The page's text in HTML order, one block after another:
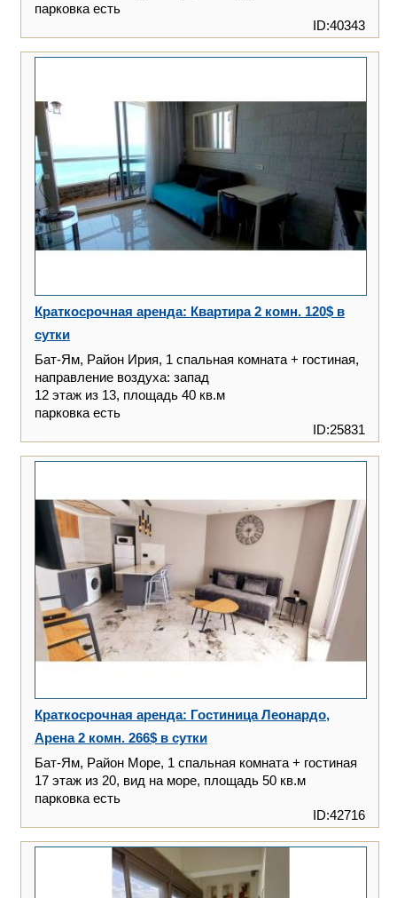
парковка есть
ID:40343
Краткосрочная аренда: Квартира 2 комн. 120$ в
сутки
Бат-Ям, Район Ирия, 1 спальная комната + гостиная,
направление воздуха: запад
12 этаж из 13, площадь 40 кв.м
парковка есть
ID:25831
Краткосрочная аренда: Гостиница Леонардо,
Арена 2 комн. 266$ в сутки
Бат-Ям, Район Море, 1 спальная комната + гостиная
17 этаж из 20, вид на море, площадь 50 кв.м
парковка есть
ID:42716